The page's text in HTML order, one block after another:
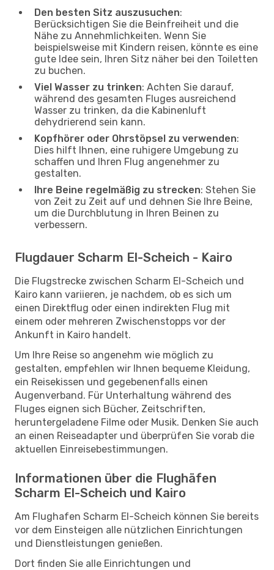
Den besten Sitz auszusuchen:
Berücksichtigen Sie die Beinfreiheit und die
Nähe zu Annehmlichkeiten. Wenn Sie
beispielsweise mit Kindern reisen, könnte es eine
gute Idee sein, Ihren Sitz näher bei den Toiletten
zu buchen.
Viel Wasser zu trinken: Achten Sie darauf,
während des gesamten Fluges ausreichend
Wasser zu trinken, da die Kabinenluft
dehydrierend sein kann.
Kopfhörer oder Ohrstöpsel zu verwenden:
Dies hilft Ihnen, eine ruhigere Umgebung zu
schaffen und Ihren Flug angenehmer zu
gestalten.
Ihre Beine regelmäßig zu strecken: Stehen Sie
von Zeit zu Zeit auf und dehnen Sie Ihre Beine,
um die Durchblutung in Ihren Beinen zu
verbessern.
Flugdauer Scharm El-Scheich - Kairo
Die Flugstrecke zwischen Scharm El-Scheich und
Kairo kann variieren, je nachdem, ob es sich um
einen Direktflug oder einen indirekten Flug mit
einem oder mehreren Zwischenstopps vor der
Ankunft in Kairo handelt.
Um Ihre Reise so angenehm wie möglich zu
gestalten, empfehlen wir Ihnen bequeme Kleidung,
ein Reisekissen und gegebenenfalls einen
Augenverband. Für Unterhaltung während des
Fluges eignen sich Bücher, Zeitschriften,
heruntergeladene Filme oder Musik. Denken Sie auch
an einen Reiseadapter und überprüfen Sie vorab die
aktuellen Einreisebestimmungen.
Informationen über die Flughäfen
Scharm El-Scheich und Kairo
Am Flughafen Scharm El-Scheich können Sie bereits
vor dem Einsteigen alle nützlichen Einrichtungen
und Dienstleistungen genießen.
Dort finden Sie alle Einrichtungen und